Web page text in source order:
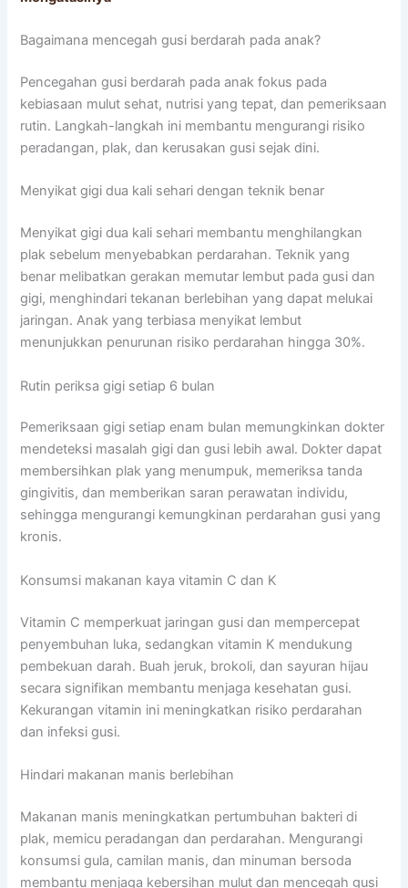
Bagaimana mencegah gusi berdarah pada anak?
Pencegahan gusi berdarah pada anak fokus pada
kebiasaan mulut sehat, nutrisi yang tepat, dan pemeriksaan
rutin. Langkah-langkah ini membantu mengurangi risiko
peradangan, plak, dan kerusakan gusi sejak dini.
Menyikat gigi dua kali sehari dengan teknik benar
Menyikat gigi dua kali sehari membantu menghilangkan
plak sebelum menyebabkan perdarahan. Teknik yang
benar melibatkan gerakan memutar lembut pada gusi dan
gigi, menghindari tekanan berlebihan yang dapat melukai
jaringan. Anak yang terbiasa menyikat lembut
menunjukkan penurunan risiko perdarahan hingga 30%.
Rutin periksa gigi setiap 6 bulan
Pemeriksaan gigi setiap enam bulan memungkinkan dokter
mendeteksi masalah gigi dan gusi lebih awal. Dokter dapat
membersihkan plak yang menumpuk, memeriksa tanda
gingivitis, dan memberikan saran perawatan individu,
sehingga mengurangi kemungkinan perdarahan gusi yang
kronis.
Konsumsi makanan kaya vitamin C dan K
Vitamin C memperkuat jaringan gusi dan mempercepat
penyembuhan luka, sedangkan vitamin K mendukung
pembekuan darah. Buah jeruk, brokoli, dan sayuran hijau
secara signifikan membantu menjaga kesehatan gusi.
Kekurangan vitamin ini meningkatkan risiko perdarahan
dan infeksi gusi.
Hindari makanan manis berlebihan
Makanan manis meningkatkan pertumbuhan bakteri di
plak, memicu peradangan dan perdarahan. Mengurangi
konsumsi gula, camilan manis, dan minuman bersoda
membantu menjaga kebersihan mulut dan mencegah gusi